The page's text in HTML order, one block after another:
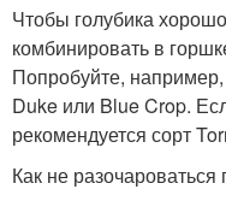
Чтобы голубика
комбинировать в
Попробуйте,
Duke или Blue Crop.
рекомендуется сорт
Как не